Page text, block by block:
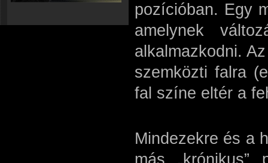
pozícióban. Egy
amelynek
alkalmazkodni.
szemközti falra
fal színe eltér a
Mindezekre és a
más „krónikus”